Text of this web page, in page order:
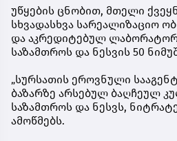
უწყების ცნობით, მთელი
სხვადასხვა სარეალიზაციო
და აკრედიტებულ
საზამთროს და ნესვის 50
„სურსათის ეროვნული
ბაზარზე არსებულ ბაღჩეულ
საზამთროს და ნესვს,
ამოწმებს.